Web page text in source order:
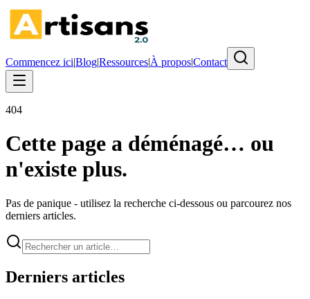
Commencez ici|Blog|Ressources|À propos|Contact
404
Cette page a déménagé… ou
n'existe plus.
Pas de panique - utilisez la recherche ci-dessous ou parcourez nos
derniers articles.
Derniers articles